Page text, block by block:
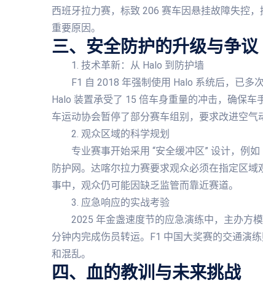
西班牙拉力赛，标致 206 赛车因悬挂故障失控
重要原因。
三、安全防护的升级与争议
1. 技术革新：从 Halo 到防护墙
F1 自 2018 年强制使用 Halo 系统后，已多
Halo 装置承受了 15 倍车身重量的冲击，确保
车运动协会暂停了部分赛车组别，要求改进空气
2. 观众区域的科学规划
专业赛事开始采用 “安全缓冲区” 设计，例
防护网。达喀尔拉力赛要求观众必须在指定区
事中，观众仍可能因缺乏监管而靠近赛道。
3. 应急响应的实战考验
2025 年金盏速度节的应急演练中，主办方
分钟内完成伤员转运。F1 中国大奖赛的交通演
和混乱。
四、血的教训与未来挑战